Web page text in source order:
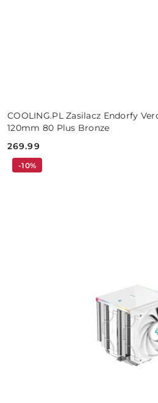
COOLING.PL Zasilacz Endorfy
120mm 80 Plus Bronze
Cena:
269.99
-10%